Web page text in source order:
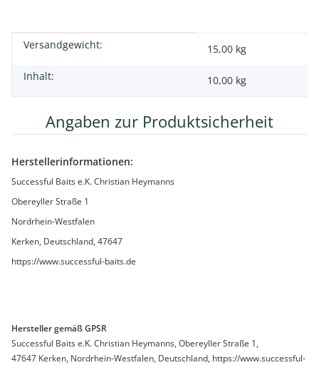
Produkteigenschaft
Wert
Versandgewicht:
15,00 kg
Inhalt:
10,00 kg
Angaben zur Produktsicherheit
Herstellerinformationen:
Successful Baits e.K. Christian Heymanns
Obereyller Straße 1
Nordrhein-Westfalen
Kerken, Deutschland, 47647
https://www.successful-baits.de
Hersteller gemäß GPSR
Successful Baits e.K. Christian Heymanns, Obereyller Straße 1,
47647 Kerken, Nordrhein-Westfalen, Deutschland, https://www.successful-